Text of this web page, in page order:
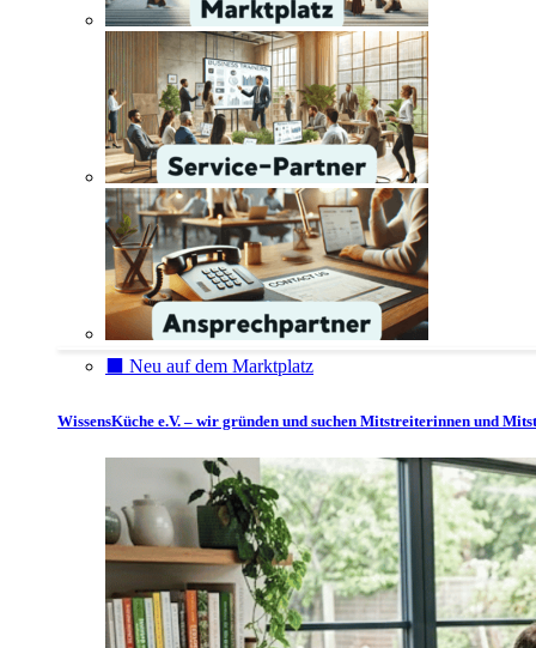
⬛️ Neu auf dem Marktplatz
WissensKüche e.V. – wir gründen und suchen Mitstreiterinnen und